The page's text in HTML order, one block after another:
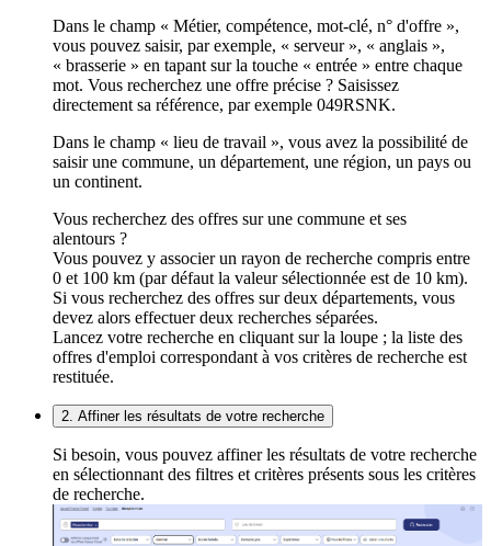
Dans le champ « Métier, compétence, mot-clé, n° d'offre »,
vous pouvez saisir, par exemple, « serveur », « anglais »,
« brasserie » en tapant sur la touche « entrée » entre chaque
mot. Vous recherchez une offre précise ? Saisissez
directement sa référence, par exemple 049RSNK.
Dans le champ « lieu de travail », vous avez la possibilité de
saisir une commune, un département, une région, un pays ou
un continent.
Vous recherchez des offres sur une commune et ses
alentours ?
Vous pouvez y associer un rayon de recherche compris entre
0 et 100 km (par défaut la valeur sélectionnée est de 10 km).
Si vous recherchez des offres sur deux départements, vous
devez alors effectuer deux recherches séparées.
Lancez votre recherche en cliquant sur la loupe ; la liste des
offres d'emploi correspondant à vos critères de recherche est
restituée.
2. Affiner les résultats de votre recherche
Si besoin, vous pouvez affiner les résultats de votre recherche
en sélectionnant des filtres et critères présents sous les critères
de recherche.